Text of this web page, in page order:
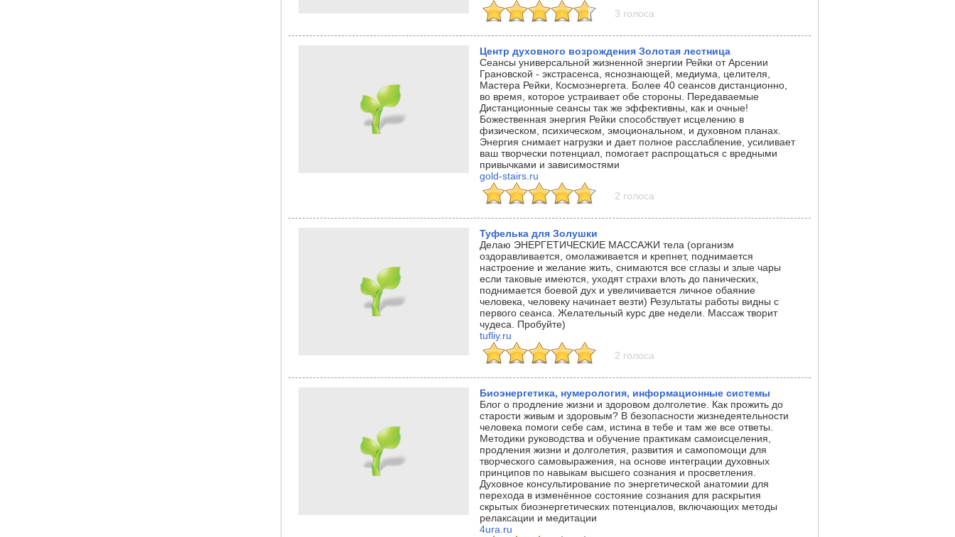
3 голоса
Центр духовного возрождения Золотая лестница
Сеансы универсальной жизненной энергии Рейки от Арсении
Грановской - экстрасенса, яснознающей, медиума, целителя,
Мастера Рейки, Космоэнергета. Более 40 сеансов дистанционно,
во время, которое устраивает обе стороны. Передаваемые
Дистанционные сеансы так же эффективны, как и очные!
Божественная энергия Рейки способствует исцелению в
физическом, психическом, эмоциональном, и духовном планах.
Энергия снимает нагрузки и дает полное расслабление, усиливает
ваш творчески потенциал, помогает распрощаться с вредными
привычками и зависимостями
gold-stairs.ru
2 голоса
Туфелька для Золушки
Делаю ЭНЕРГЕТИЧЕСКИЕ МАССАЖИ тела (организм
оздоравливается, омолаживается и крепнет, поднимается
настроение и желание жить, снимаются все сглазы и злые чары
если таковые имеются, уходят страхи влоть до панических,
поднимается боевой дух и увеличивается личное обаяние
человека, человеку начинает везти) Результаты работы видны с
первого сеанса. Желательный курс две недели. Массаж творит
чудеса. Пробуйте)
tufliy.ru
2 голоса
Биоэнергетика, нумерология, информационные системы
Блог о продление жизни и здоровом долголетие. Как прожить до
старости живым и здоровым? В безопасности жизнедеятельности
человека помоги себе сам, истина в тебе и там же все ответы.
Методики руководства и обучение практикам самоисцеления,
продления жизни и долголетия, развития и самопомощи для
творческого самовыражения, на основе интеграции духовных
принципов по навыкам высшего сознания и просветления.
Духовное консультирование по энергетической анатомии для
перехода в изменённое состояние сознания для раскрытия
скрытых биоэнергетических потенциалов, включающих методы
релаксации и медитации
4ura.ru